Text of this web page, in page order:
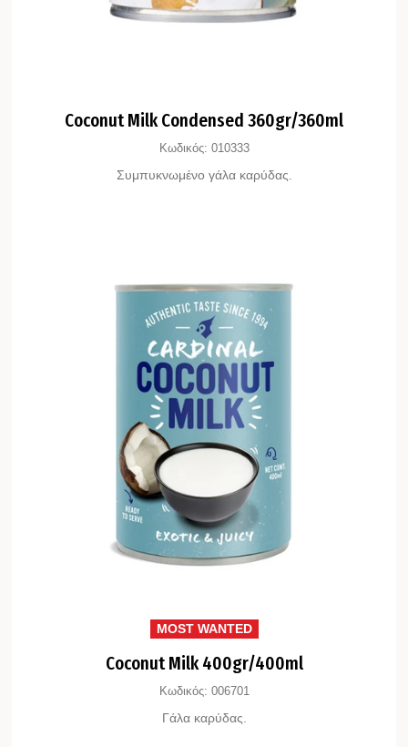
Coconut Milk Condensed 360gr/360ml
Κωδικός: 010333
Συμπυκνωμένο γάλα καρύδας.
MOST WANTED
Coconut Milk 400gr/400ml
Κωδικός: 006701
Γάλα καρύδας.